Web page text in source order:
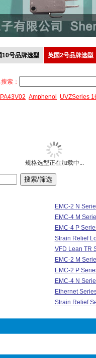
10号品牌选型 英国2号品牌选型
索：
Amphenol UVZSeries
规格选型正在加载中...
EMC-2 N
EMC-4 M
EMC-4 P
Strain Relief
VFD Lean TR
EMC-2 M
EMC-2 P
EMC-4 N
Ethernet
Strain Relief